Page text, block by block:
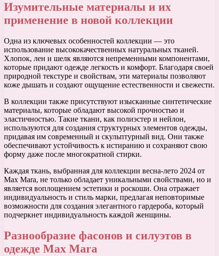
Изумительные материалы и их
применение в новой коллекции
Одна из ключевых особенностей коллекции — это
использование высококачественных натуральных тканей.
Хлопок, лен и шелк являются непременными компонентами,
которые придают одежде легкость и комфорт. Благодаря своей
природной текстуре и свойствам, эти материалы позволяют
коже дышать и создают ощущение естественности и свежести.
В коллекции также присутствуют изысканные синтетические
материалы, которые обладают высокой прочностью и
эластичностью. Такие ткани, как полиэстер и нейлон,
используются для создания структурных элементов одежды,
придавая им современный и скульптурный вид. Они также
обеспечивают устойчивость к истиранию и сохраняют свою
форму даже после многократной стирки.
Каждая ткань, выбранная для коллекции весна-лето 2024 от
Max Mara, не только обладает уникальными свойствами, но и
является воплощением эстетики и роскоши. Она отражает
индивидуальность и стиль марки, предлагая неповторимые
возможности для создания элегантного гардероба, который
подчеркнет индивидуальность каждой женщины.
Разнообразие фасонов и силуэтов в
одежде Max Mara